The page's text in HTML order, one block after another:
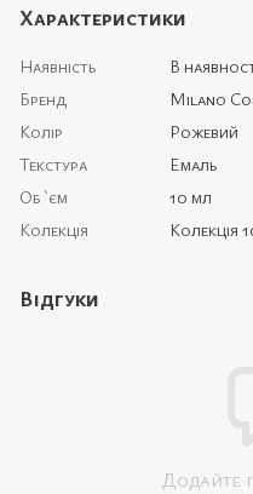
Характеристики
Наявність
В
Бренд
Milano
Колір
Рожевий
Текстура
Емаль
Об `єм
10 мл
Колекція
Колекція
Відгуки
Додайте